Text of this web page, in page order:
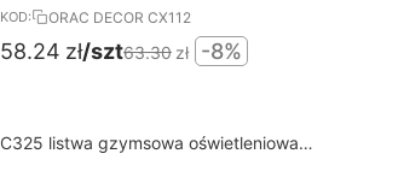
KOD: ORAC DECOR CX112
58.24 zł/szt63.30 zł -8%
8%
Darmowa dostawa od 400 PLN
C325 listwa gzymsowa oświetleniowa